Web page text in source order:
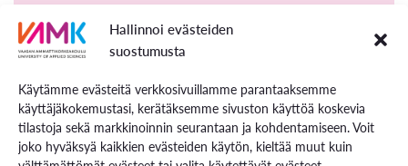
Hallinnoi evästeiden
suostumusta
Käytämme evästeitä verkkosivuillamme parantaaksemme
käyttäjäkokemustasi, kerätäksemme sivuston käyttöä koskevia
tilastoja sekä markkinoinnin seurantaan ja kohdentamiseen. Voit
joko hyväksyä kaikkien evästeiden käytön, kieltää muut kuin
Opintojakson jälkeen tunnet prekursorivaiheen
kemikaalien ja aktiivisten materiaalien
valmistuksen (preCAM ja CAM).
”alkutuotannon” valmistuksen periaatteista.
Opintojaksolla opit tarkemmin erilaisten
akkukemikaalien välituotteiden ominaisuuksia ja